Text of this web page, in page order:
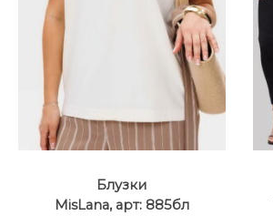
Блузки
MisLana, арт: 885бл